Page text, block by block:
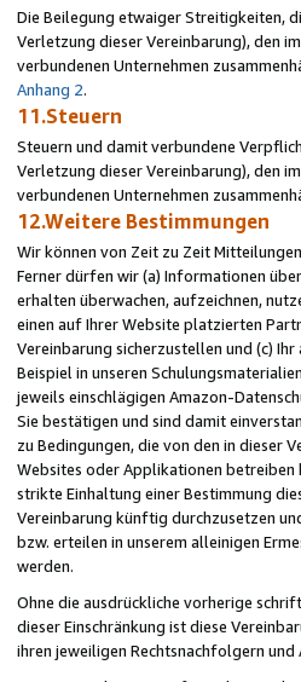
Die Beilegung etwaiger Streitigkeiten,
Verletzung dieser Vereinbarung), den
verbundenen Unternehmen
Anhang 2.
11.Steuern
Steuern und damit verbundene
Verletzung dieser Vereinbarung), den
verbundenen Unternehmen
12.Weitere Bestimmungen
Wir können von Zeit zu Zeit
Ferner dürfen wir (a) Informationen
erhalten überwachen, aufzeichnen,
einen auf Ihrer Website platzierten
Vereinbarung sicherzustellen und (c)
Beispiel in unseren
jeweils einschlägigen Amazon-
Sie bestätigen und sind damit
zu Bedingungen, die von den in dieser
Websites oder Applikationen betreiben
strikte Einhaltung einer Bestimmung
Vereinbarung künftig durchzusetzen
bzw. erteilen in unserem alleinigen
werden.
Ohne die ausdrückliche vorherige
dieser Einschränkung ist diese
ihren jeweiligen Rechtsnachfolgern